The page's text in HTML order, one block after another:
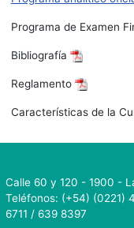
Programa de Examen
Bibliografía
Reglamento
Características de la
Calle 60 y 120 - 1900 -
Teléfonos: (+54) (0221)
6711 / 639 8397